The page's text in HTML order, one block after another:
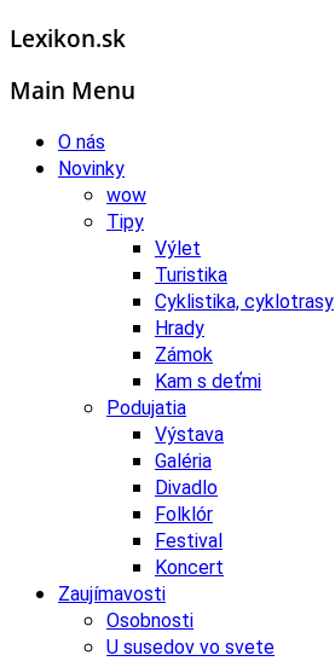
Lexikon.sk
Main Menu
O nás
Novinky
wow
Tipy
Výlet
Turistika
Cyklistika, cyklotrasy
Hrady
Zámok
Kam s deťmi
Podujatia
Výstava
Galéria
Divadlo
Folklór
Festival
Koncert
Zaujímavosti
Osobnosti
U susedov vo svete